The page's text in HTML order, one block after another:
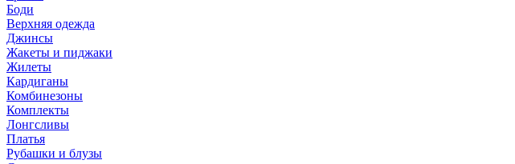
Боди
Верхняя одежда
Джинсы
Жакеты и пиджаки
Жилеты
Кардиганы
Комбинезоны
Комплекты
Лонгсливы
Платья
Рубашки и блузы